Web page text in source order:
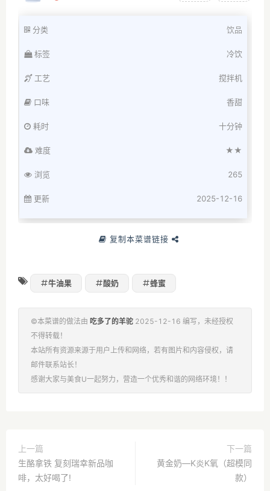
分类 饮品
标签 冷饮
工艺 搅拌机
口味 香甜
耗时 十分钟
难度 ★★
浏览 265
更新 2025-12-16
复制本菜谱链接
牛油果 酸奶 蜂蜜
©本菜谱的做法由 吃多了的羊驼 2025-12-16 编写，未经授权
不得转载！
本站所有资源来源于用户上传和网络，若有图片和内容侵权，请
邮件联系站长！
感谢大家与美食U一起努力，营造一个优秀和谐的网络环境！！
上一篇
生酪拿铁 复刻瑞幸新品咖
啡，太好喝了!
下一篇
黄金奶—K炎K氧（超模同
款）